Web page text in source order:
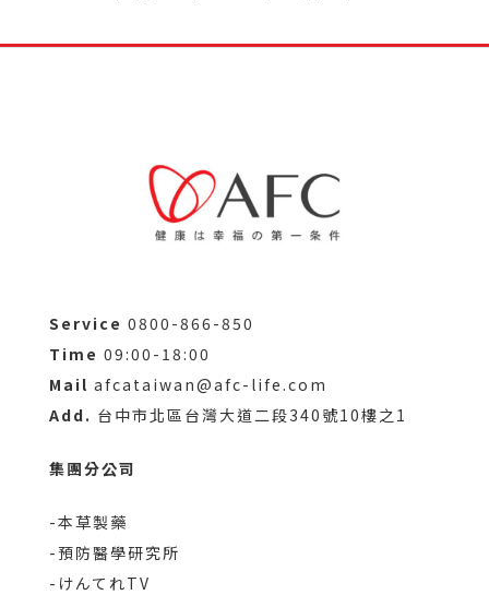
Service 0800-866-850
Time 09:00-18:00
Mail afcataiwan@afc-life.com
Add. 台中市北區台灣大道二段340號10樓之1
集團分公司
-本草製藥
-預防醫學研究所
-けんてれTV